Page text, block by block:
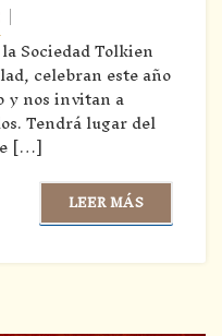
|
Sociedad Tolkien
celebran este año
y nos invitan a
Tendrá lugar del
[…]
LEER MÁS